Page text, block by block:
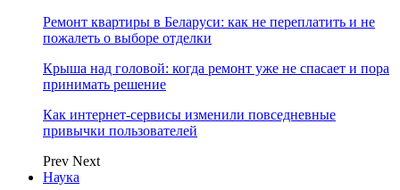
Ремонт квартиры в Беларуси: как не переплатить и не
пожалеть о выборе отделки
Крыша над головой: когда ремонт уже не спасает и пора
принимать решение
Как интернет-сервисы изменили повседневные
привычки пользователей
Prev Next
Наука